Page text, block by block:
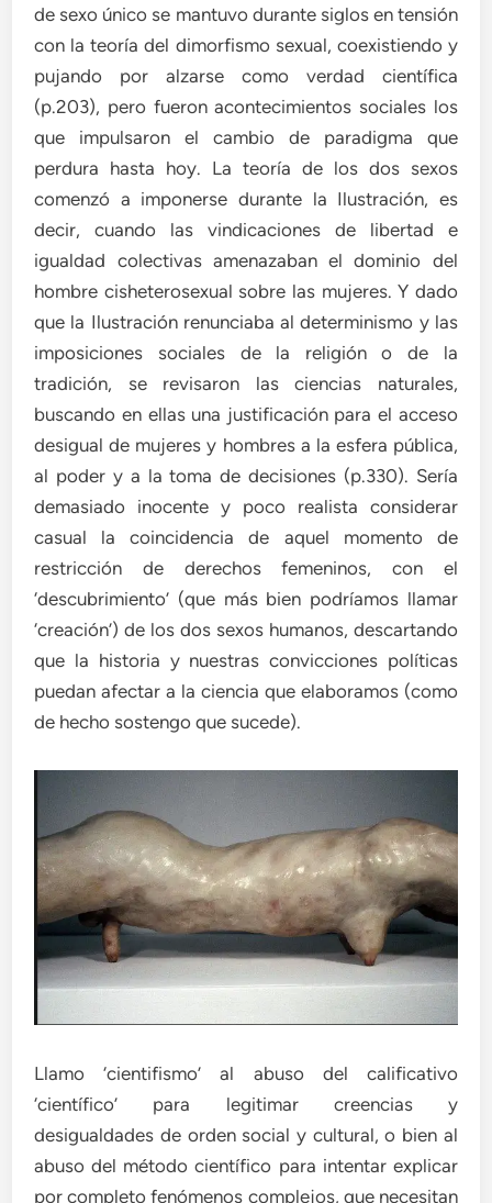
de sexo único se mantuvo durante siglos en tensión
con la teoría del dimorfismo sexual, coexistiendo y
pujando por alzarse como verdad científica
(p.203), pero fueron acontecimientos sociales los
que impulsaron el cambio de paradigma que
perdura hasta hoy. La teoría de los dos sexos
comenzó a imponerse durante la Ilustración, es
decir, cuando las vindicaciones de libertad e
igualdad colectivas amenazaban el dominio del
hombre cisheterosexual sobre las mujeres. Y dado
que la Ilustración renunciaba al determinismo y las
imposiciones sociales de la religión o de la
tradición, se revisaron las ciencias naturales,
buscando en ellas una justificación para el acceso
desigual de mujeres y hombres a la esfera pública,
al poder y a la toma de decisiones (p.330). Sería
demasiado inocente y poco realista considerar
casual la coincidencia de aquel momento de
restricción de derechos femeninos, con el
‘descubrimiento’ (que más bien podríamos llamar
‘creación’) de los dos sexos humanos, descartando
que la historia y nuestras convicciones políticas
puedan afectar a la ciencia que elaboramos (como
de hecho sostengo que sucede).
Llamo ‘cientifismo’ al abuso del calificativo
‘científico’ para legitimar creencias y
desigualdades de orden social y cultural, o bien al
abuso del método científico para intentar explicar
por completo fenómenos complejos, que necesitan